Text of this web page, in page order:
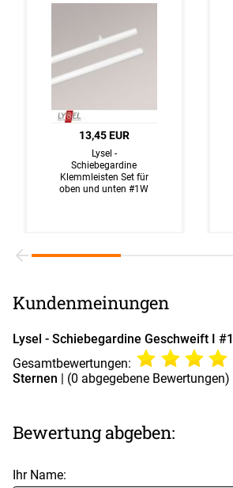
13,45 EUR
Lysel -
Schiebegardine
Klemmleisten Set für
oben und unten #1W
Kundenmeinungen
Lysel - Schiebegardine Geschweift I
Gesamtbewertungen:
Sternen | (0 abgegebene Bewertungen)
Bewertung abgeben:
Ihr Name: